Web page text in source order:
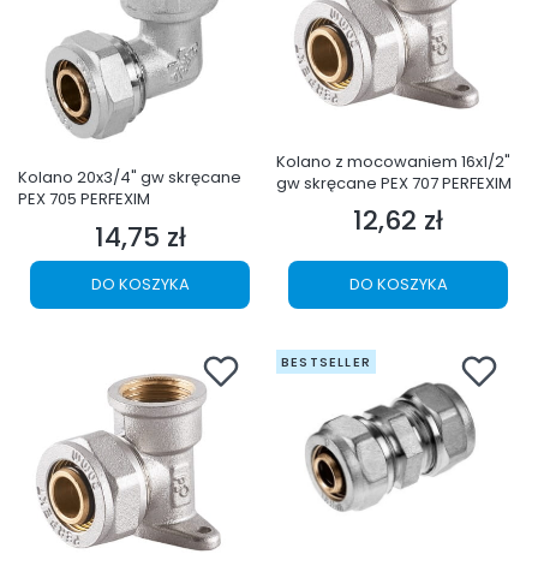
Kolano 20x3/4" gw skręcane
PEX 705 PERFEXIM
Cena
14,75 zł
DO KOSZYKA
Kolano z mocowaniem 16x1/2"
gw skręcane PEX 707 PERFEXIM
Cena
12,62 zł
DO KOSZYKA
BESTSELLER